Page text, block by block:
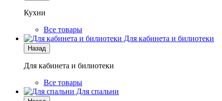
Кухни
Все товары
Для кабинета и билиотеки
Назад
Для кабинета и билиотеки
Все товары
Для спальни